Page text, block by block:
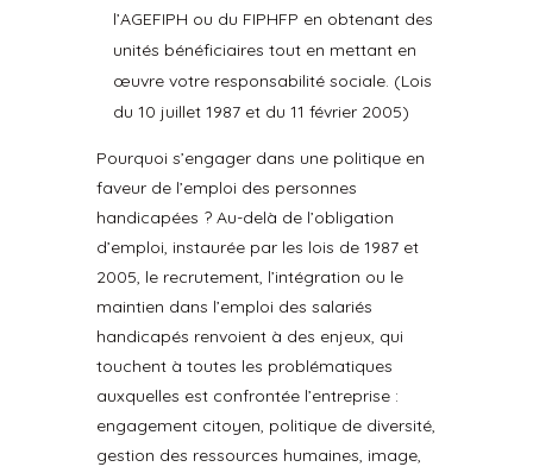
l’AGEFIPH ou du FIPHFP en obtenant des
unités bénéficiaires tout en mettant en
œuvre votre responsabilité sociale. (Lois
du 10 juillet 1987 et du 11 février 2005)
Pourquoi s’engager dans une politique en
faveur de l’emploi des personnes
handicapées ? Au-delà de l’obligation
d’emploi, instaurée par les lois de 1987 et
2005, le recrutement, l’intégration ou le
maintien dans l’emploi des salariés
handicapés renvoient à des enjeux, qui
touchent à toutes les problématiques
auxquelles est confrontée l’entreprise :
engagement citoyen, politique de diversité,
gestion des ressources humaines, image,